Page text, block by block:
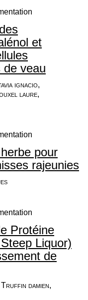
et
de veau
ignacio,
laure,
pour
rajeunies
Protéine
Liquor)
de
damien,